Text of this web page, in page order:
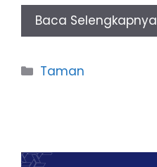
Baca Selengkapnya
Categories
Taman